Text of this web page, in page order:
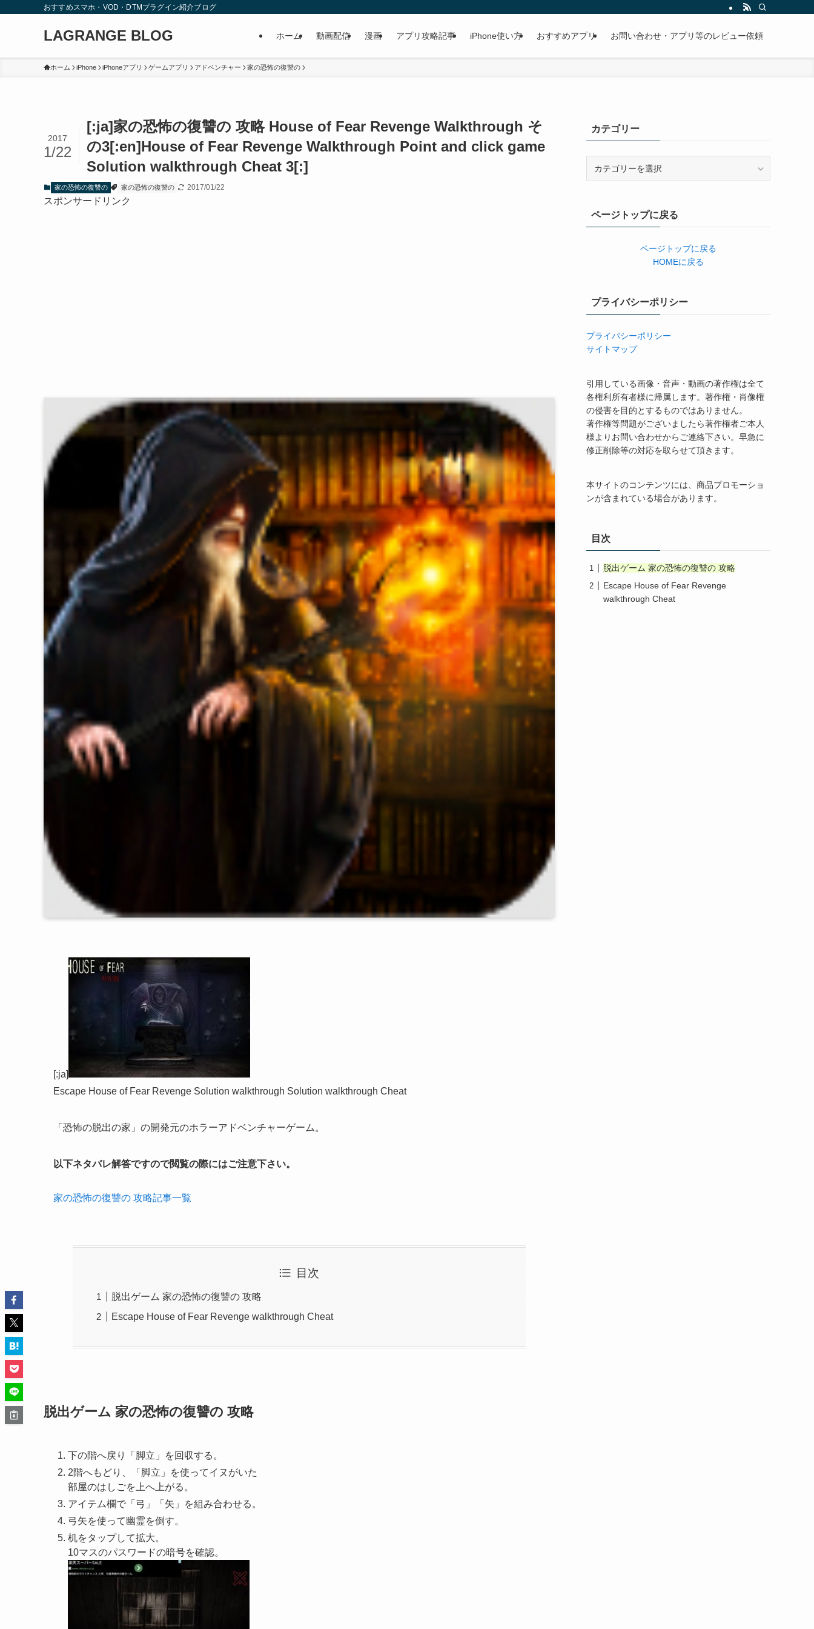
おすすめスマホ・VOD・DTMプラグイン紹介ブログ
LAGRANGE BLOG ホーム 動画配信 漫画 アプリ攻略記事 iPhone使い方 おすすめアプリ お問い合わせ・アプリ等のレビュー依頼
ホーム iPhone iPhoneアプリ ゲームアプリ アドベンチャー 家の恐怖の復讐の
[:ja]家の恐怖の復讐の 攻略 House of Fear Revenge Walkthrough そ
の3[:en]House of Fear Revenge Walkthrough Point and click game
Solution walkthrough Cheat 3[:]
2017
1/22
家の恐怖の復讐の 家の恐怖の復讐の 2017/01/22
スポンサードリンク
[:ja]
Escape House of Fear Revenge Solution walkthrough Solution walkthrough Cheat
「恐怖の脱出の家」の開発元のホラーアドベンチャーゲーム。
以下ネタバレ解答ですので閲覧の際にはご注意下さい。
家の恐怖の復讐の 攻略記事一覧
目次
脱出ゲーム 家の恐怖の復讐の 攻略
Escape House of Fear Revenge walkthrough Cheat
脱出ゲーム 家の恐怖の復讐の 攻略
下の階へ戻り「脚立」を回収する。
2階へもどり、「脚立」を使ってイヌがいた
部屋のはしごを上へ上がる。
アイテム欄で「弓」「矢」を組み合わせる。
弓矢を使って幽霊を倒す。
机をタップして拡大。
10マスのパスワードの暗号を確認。
カテゴリー
ーページトップに戻る
ページトップに戻る
HOMEに戻る
プライバシーポリシー
プライバシーポリシー
サイトマップ
引用している画像・音声・動画の著作権は全て
各権利所有者様に帰属します。著作権・肖像権
の侵害を目的とするものではありません。
著作権等問題がございましたら著作権者ご本人
様よりお問い合わせからご連絡下さい。早急に
修正削除等の対応を取らせて頂きます。
本サイトのコンテンツには、商品プロモーショ
ンが含まれている場合があります。
目次
脱出ゲーム 家の恐怖の復讐の 攻略
Escape House of Fear Revenge
walkthrough Cheat